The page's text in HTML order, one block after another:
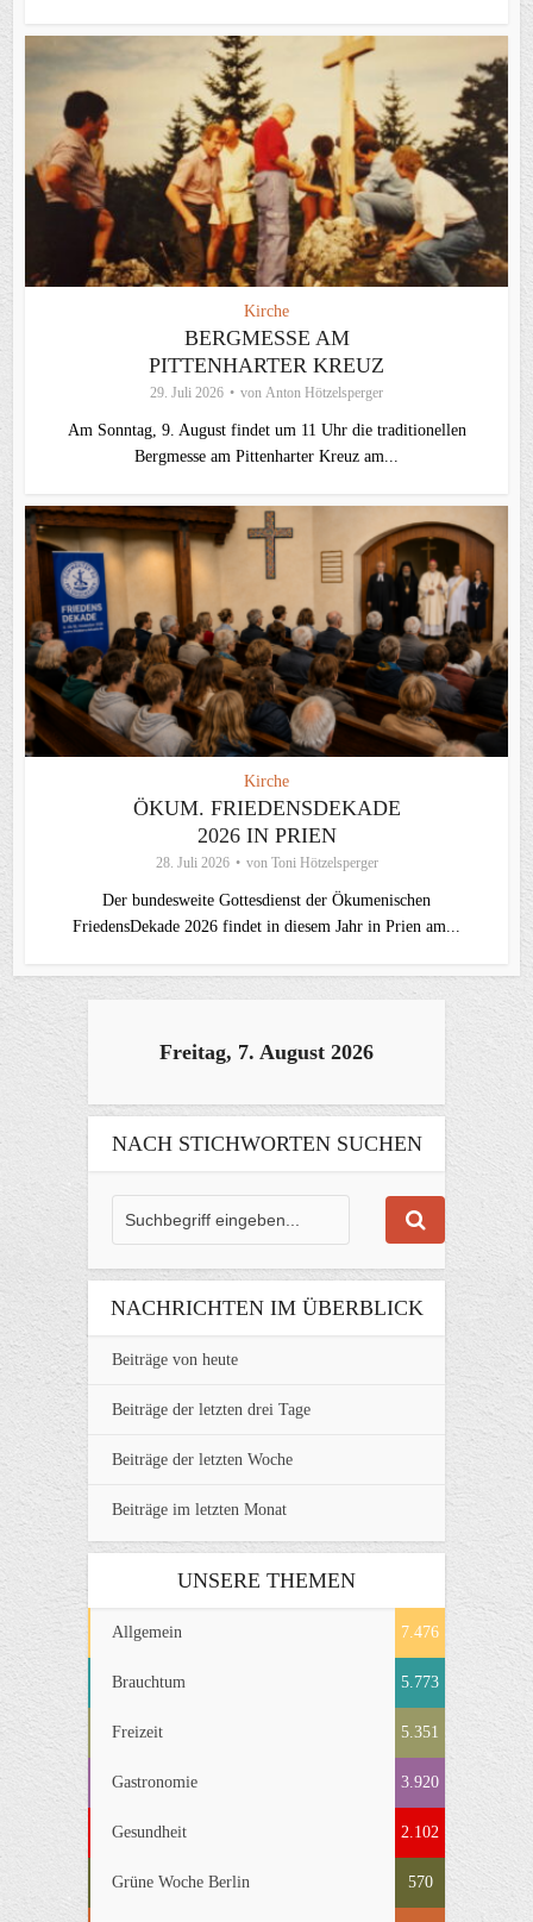
Kirche
BERGMESSE AM
PITTENHARTER KREUZ
29. Juli 2026 von Anton Hötzelsperger
Am Sonntag, 9. August findet um 11 Uhr die traditionellen
Bergmesse am Pittenharter Kreuz am...
Kirche
ÖKUM. FRIEDENSDEKADE
2026 IN PRIEN
28. Juli 2026 von Toni Hötzelsperger
Der bundesweite Gottesdienst der Ökumenischen
FriedensDekade 2026 findet in diesem Jahr in Prien am...
Freitag, 7. August 2026
NACH STICHWORTEN SUCHEN
NACHRICHTEN IM ÜBERBLICK
Beiträge von heute
Beiträge der letzten drei Tage
Beiträge der letzten Woche
Beiträge im letzten Monat
UNSERE THEMEN
Allgemein 7.476
Brauchtum 5.773
Freizeit 5.351
Gastronomie 3.920
Gesundheit 2.102
Grüne Woche Berlin 570